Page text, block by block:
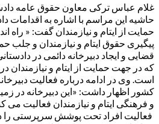
غلام عباس ترکی معاون حقوق عامه
حاشیه این مراسم با اشاره به
حمایت از ایتام و نیازمندان گفت: « راه
پیگیری حقوق ایتام و نیازمندان و جلب
قضایی و ایجاد دبیرخانه دائمی در
که در جهت حمایت از ایتام و نیازمندان
است. وی در ادامه درباره فعالیت
کشور اظهار داشت: «این دبیرخانه در
و فرهنگی ایتام و نیازمندان فعالیت
فعالیت افراد تحت پوشش سرپرستی را